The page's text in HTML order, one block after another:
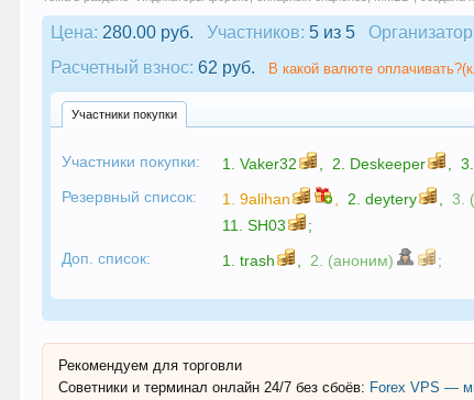
Цена: 280.00 руб. Участников: 5 из 5
Расчетный взнос: 62 руб. В какой валюте
Участники покупки
Участники покупки: 1.Vaker32 2. Deskeeper 3.
Резервный список:
1.9alihan 2.deytery 3.
11.SH03
;
Доп. список:
1.trash 2. (аноним) ;
Рекомендуем для торговли
Советники и терминал онлайн 24/7 без сбоёв: Forex VPS —